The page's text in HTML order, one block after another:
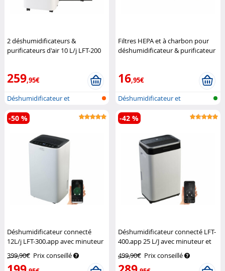
2 déshumidificateurs &
purificateurs d'air 10 L/j LFT-200
259,95€
Déshumidificateur et
purificateur d...
Filtres HEPA et à charbon pour
déshumidificateur & purificateur
16,95€
Déshumidificateur et
purificateur d...
Déshumidificateur connecté
12L/j LFT-300.app avec minuteur
Sichler
Haushaltsgeräte
399,90€ Prix conseillé
-50 %
Déshumidificateur connecté LFT-
400.app 25 L/J avec minuteur et
Haushaltsgeräte
499,90€ Prix conseillé
-42 %